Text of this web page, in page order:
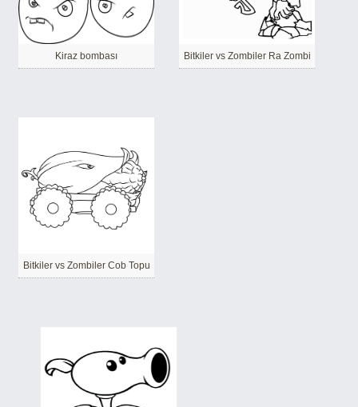
Kiraz bombası Bitkiler vs Zombiler Ra Zombi
Bitkiler vs Zombiler Cob Topu